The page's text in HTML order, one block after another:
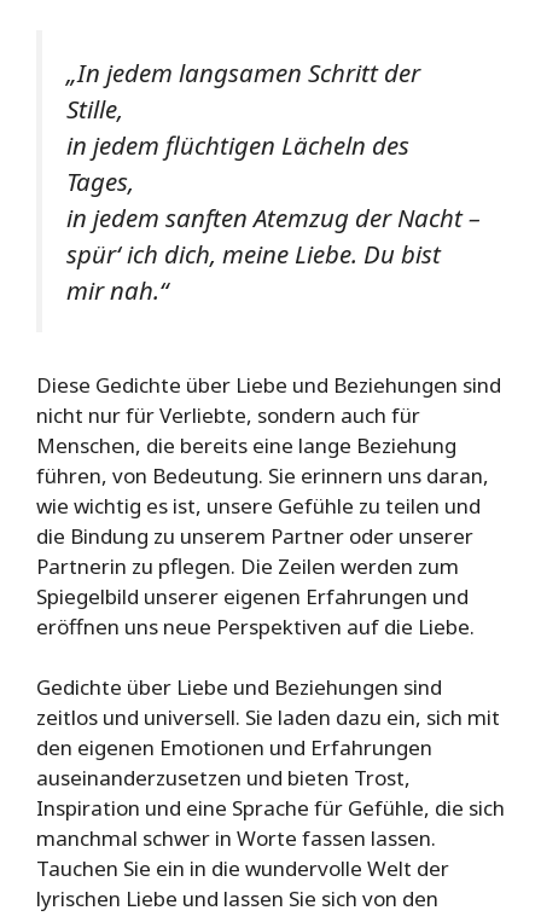
„In jedem langsamen Schritt der
Stille,
in jedem flüchtigen Lächeln des
Tages,
in jedem sanften Atemzug der Nacht –
spür‘ ich dich, meine Liebe. Du bist
mir nah.“
Diese Gedichte über Liebe und Beziehungen sind
nicht nur für Verliebte, sondern auch für
Menschen, die bereits eine lange Beziehung
führen, von Bedeutung. Sie erinnern uns daran,
wie wichtig es ist, unsere Gefühle zu teilen und
die Bindung zu unserem Partner oder unserer
Partnerin zu pflegen. Die Zeilen werden zum
Spiegelbild unserer eigenen Erfahrungen und
eröffnen uns neue Perspektiven auf die Liebe.
Gedichte über Liebe und Beziehungen sind
zeitlos und universell. Sie laden dazu ein, sich mit
den eigenen Emotionen und Erfahrungen
auseinanderzusetzen und bieten Trost,
Inspiration und eine Sprache für Gefühle, die sich
manchmal schwer in Worte fassen lassen.
Tauchen Sie ein in die wundervolle Welt der
lyrischen Liebe und lassen Sie sich von den